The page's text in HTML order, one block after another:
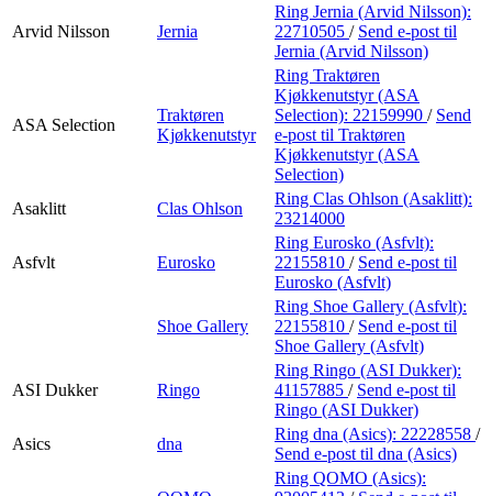
Arvid Nilsson Jernia
Ring Jernia (Arvid Nilsson):
22710505 / Send e-post til
Jernia (Arvid Nilsson)
ASA Selection
Traktøren
Kjøkkenutstyr
Ring Traktøren
Kjøkkenutstyr (ASA
Selection): 22159990 / Send
e-post til Traktøren
Kjøkkenutstyr (ASA
Selection)
Asaklitt
Clas Ohlson
Ring Clas Ohlson (Asaklitt):
23214000
Asfvlt Eurosko
Ring Eurosko (Asfvlt):
22155810 / Send e-post til
Eurosko (Asfvlt)
Shoe Gallery
Ring Shoe Gallery (Asfvlt):
22155810 / Send e-post til
Shoe Gallery (Asfvlt)
ASI Dukker Ringo
Ring Ringo (ASI Dukker):
41157885 / Send e-post til
Ringo (ASI Dukker)
Asics
dna
Ring dna (Asics): 22228558 /
Send e-post til dna (Asics)
Ring QOMO (Asics):